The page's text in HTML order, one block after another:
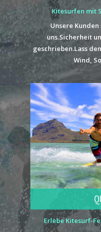
Kitesurfen mit
Unsere
uns.Sicherheit
geschrieben.Lass
Wind,
Erlebe Kitesurf-